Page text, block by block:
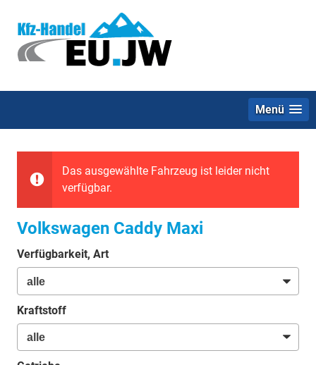
Menü
Das ausgewählte Fahrzeug ist leider nicht
verfügbar.
Volkswagen Caddy Maxi
Verfügbarkeit, Art
Kraftstoff